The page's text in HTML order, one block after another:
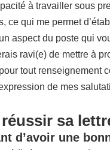
à travailler sous
ce qui me permet
aspect du poste qui
ravi(e) de mettre à
tout renseignement
de mes
sa
d’avoir une